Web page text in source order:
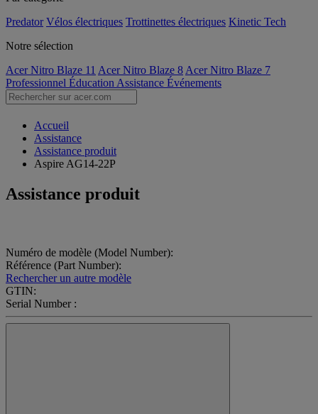
Predator Vélos électriques Trottinettes électriques Kinetic Tech
Notre sélection
Acer Nitro Blaze 11 Acer Nitro Blaze 8 Acer Nitro Blaze 7
Professionnel Éducation Assistance Événements
Accueil
Assistance
Assistance produit
Aspire AG14-22P
Assistance produit
Numéro de modèle (Model Number):
Référence (Part Number):
Rechercher un autre modèle
GTIN:
Serial Number :